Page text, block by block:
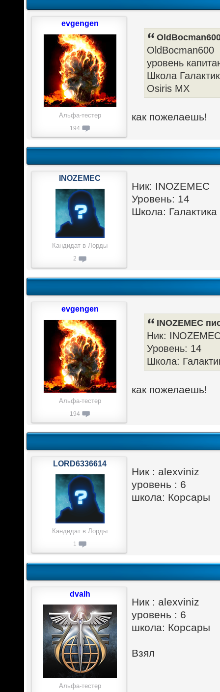
OldBocman600
уровень
Школа
Osiris MX
как пожелаешь!
evgengen
Альфа-тестер
194
Ник: INOZEMEC
Уровень: 14
Школа:
INOZEMEC
Кандидат в Лорды
2
INOZEMEC
Ник:
Уровень: 14
Школа:
как пожелаешь!
evgengen
Альфа-тестер
194
Ник : alexviniz
уровень : 6
школа: Корсары
LORD6336614
Кандидат в Лорды
1
Ник : alexviniz
уровень : 6
школа: Корсары
Взял
dvalh
Альфа-тестер